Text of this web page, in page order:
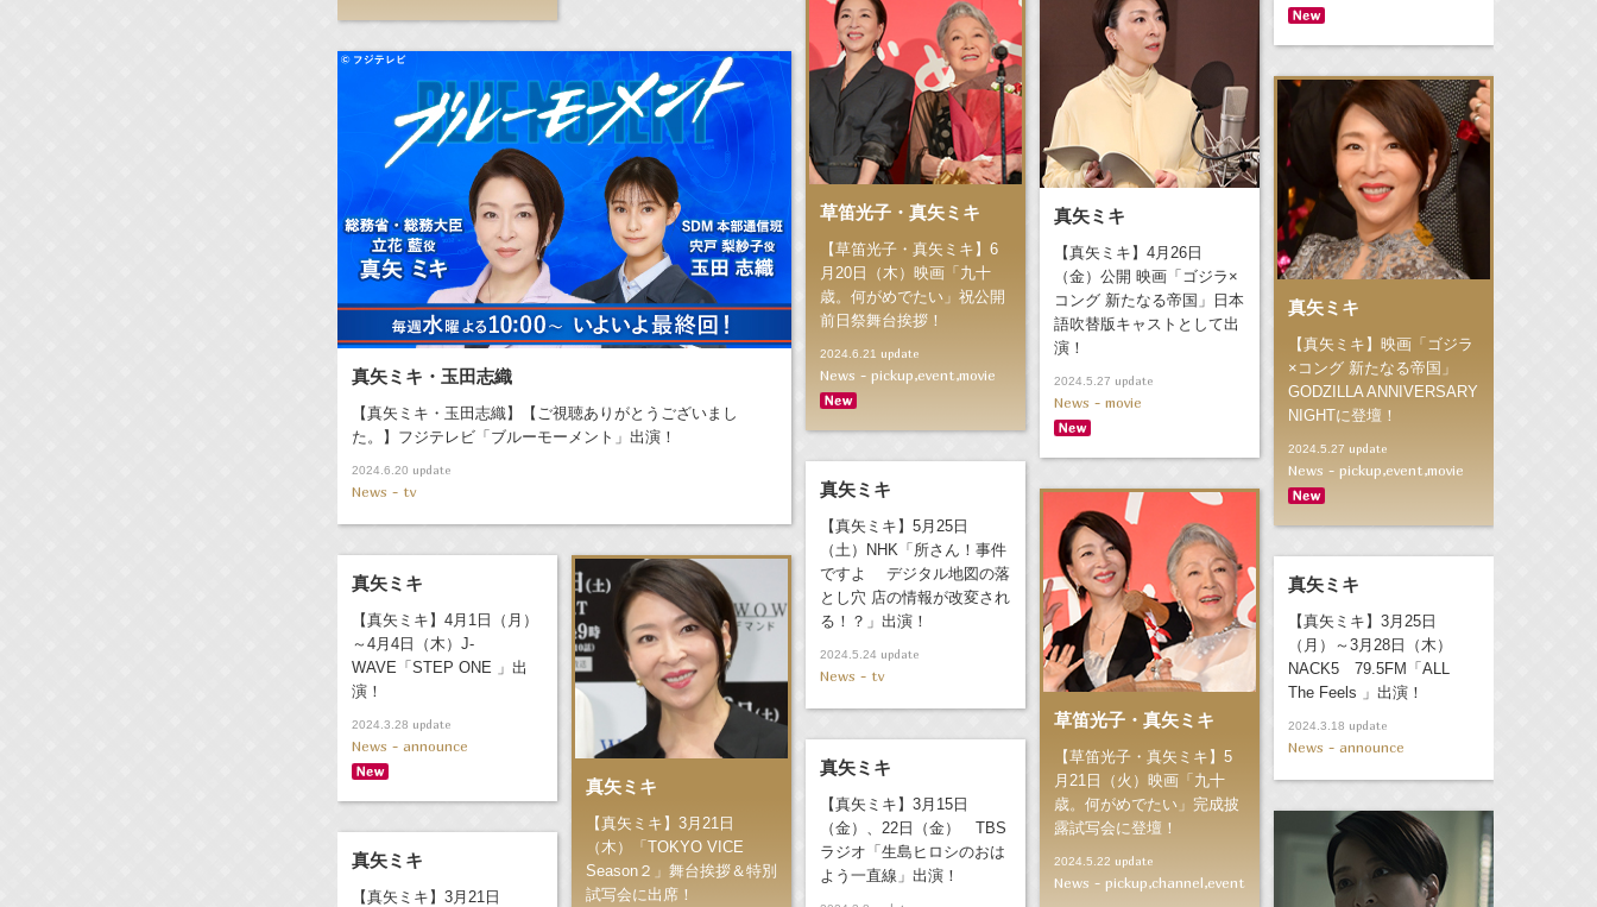
草笛光子・真矢ミキ
【草笛光子・真矢ミキ】6
月20日（木）映画「九十
歳。何がめでたい」祝公開
前日祭舞台挨拶！
2024.6.21 update
News - pickup,event,movie
真矢ミキ・玉田志織
【真矢ミキ・玉田志織】【ご視聴ありがとうございまし
た。】フジテレビ「ブルーモーメント」出演！
2024.6.20 update
News - tv
真矢ミキ
【真矢ミキ】4月26日
（金）公開 映画「ゴジラ×
コング 新たなる帝国」日本
語吹替版キャストとして出
演！
2024.5.27 update
News - movie
真矢ミキ
【真矢ミキ】映画「ゴジラ
×コング 新たなる帝国」
GODZILLA ANNIVERSARY
NIGHTに登壇！
2024.5.27 update
News - pickup,event,movie
真矢ミキ
【真矢ミキ】5月25日
（土）NHK「所さん！事件
ですよ デジタル地図の落
とし穴 店の情報が改変され
る！？」出演！
2024.5.24 update
News - tv
草笛光子・真矢ミキ
【草笛光子・真矢ミキ】5
月21日（火）映画「九十
歳。何がめでたい」完成披
露試写会に登壇！
2024.5.22 update
News - pickup,channel,event
真矢ミキ
【真矢ミキ】4月1日（月）
～4月4日（木）J-
WAVE「STEP ONE 」出
演！
2024.3.28 update
News - announce
真矢ミキ
【真矢ミキ】3月21日
（木）「TOKYO VICE
Season２」舞台挨拶＆特別
試写会に出席！
真矢ミキ
【真矢ミキ】3月25日
（月）～3月28日（木）
NACK5 79.5FM「ALL
The Feels 」出演！
2024.3.18 update
News - announce
真矢ミキ
【真矢ミキ】3月15日
（金）、22日（金） TBS
ラジオ「生島ヒロシのおは
よう一直線」出演！
真矢ミキ
【真矢ミキ】3月21日